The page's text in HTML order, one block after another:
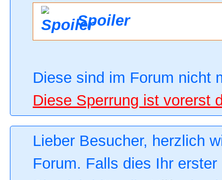
Spoiler
Diese sind im Forum nicht
Diese Sperrung ist vorerst
Lieber Besucher, herzlich
Forum. Falls dies Ihr